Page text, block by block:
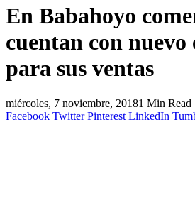
En Babahoyo
cuentan con nuevo
para sus ventas
miércoles, 7 noviembre, 20181 Min Read
Facebook Twitter Pinterest LinkedIn